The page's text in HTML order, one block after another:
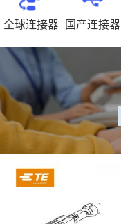
全球连接器 国产连接器